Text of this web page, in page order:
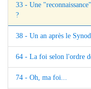
33 - Une
?
38 - Un an après le
64 - La foi selon l'ordre
74 - Oh, ma foi...